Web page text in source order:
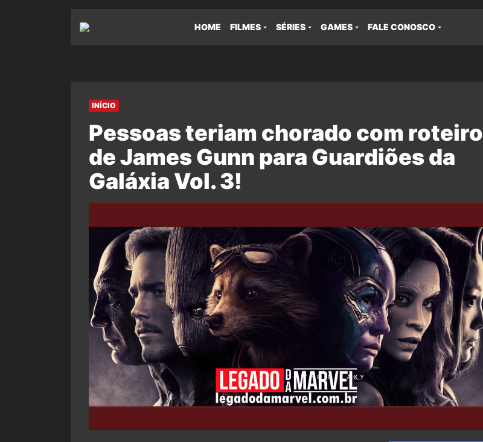
HOME FILMES SÉRIES GAMES FALE CONOSCO
INÍCIO
Pessoas teriam chorado com roteiro
de James Gunn para Guardiões da
Galáxia Vol. 3!